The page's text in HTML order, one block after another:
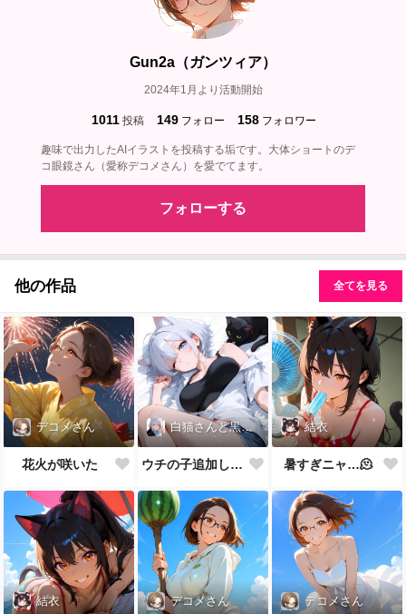
Gun2a（ガンツィア）
2024年1月より活動開始
1011 投稿 149 フォロー 158 フォロワー
趣味で出力したAIイラストを投稿する垢です。大体ショートのデ
コ眼鏡さん（愛称デコメさん）を愛でてます。
フォローする
他の作品 全てを見る
デコメさん
花火が咲いた
白猫さんと黒猫先生
ウチの子追加しました
結衣
暑すぎニャ…🫠
結衣 デコメさん デコメさん